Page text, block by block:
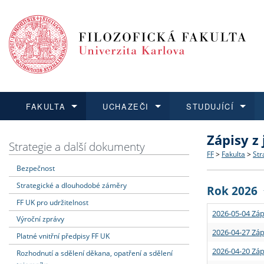
FAKULTA
Dozvědět se více
Struktura
Strategie
Podpora
UCHAZEČI
Podat přihlášku
Co
Učitelské
STUDUJÍCÍ
Dozvědět se více
Rigorózní
Dozvědět se více
O vědě a
Granty a
Dozvědět se více
Aktuální
Strategie a další dokumenty
Bezpečnost
Strategické a dlouhodobé záměry
FF UK pro udržitelnost
Výroční zprávy
Platné vnitřní předpisy FF UK
Rozhodnutí a sdělení děkana, opatření a sdělení
Zápisy
FF > Fakulta >
Rok 2026
2026-05-04
2026-04-27
2026-04-20